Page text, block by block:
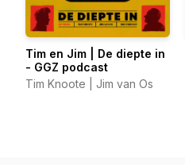
Tim en Jim | De diepte in
- GGZ podcast
Tim Knoote | Jim van Os